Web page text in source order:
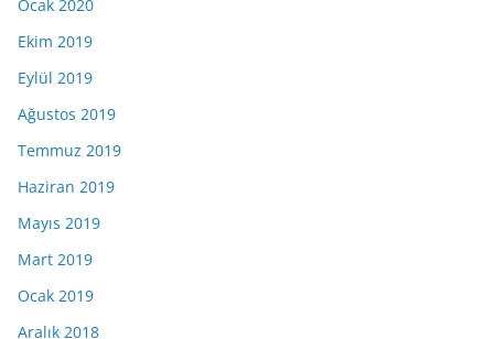
Ocak 2020
Ekim 2019
Eylül 2019
Ağustos 2019
Temmuz 2019
Haziran 2019
Mayıs 2019
Mart 2019
Ocak 2019
Aralık 2018